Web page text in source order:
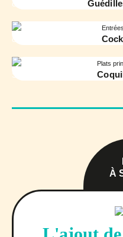
Entrées
Plats
À